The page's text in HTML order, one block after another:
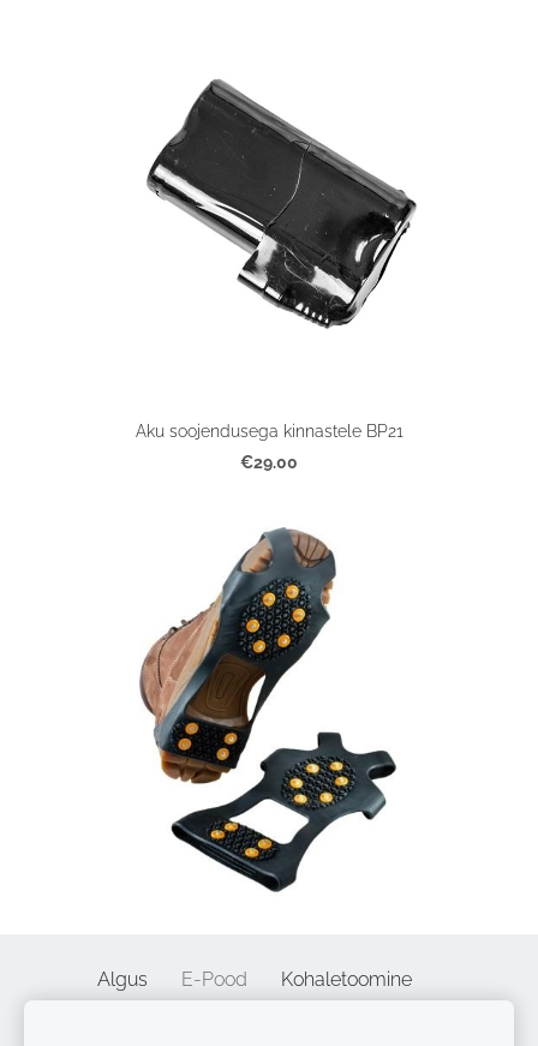
Aku soojendusega kinnastele BP21
€29.00
Algus E-Pood
Kohaletoomine